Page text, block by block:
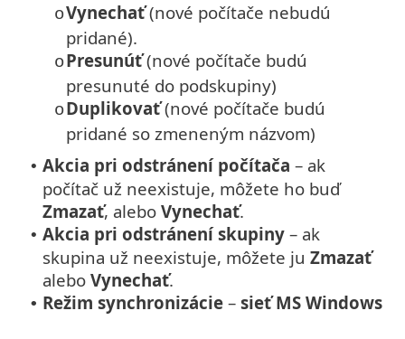
oVynechať(nové počítače nebudú
pridané).
oPresunúť(nové počítače budú
presunuté do podskupiny)
oDuplikovať(nové počítače budú
pridané so zmeneným názvom)
• Akcia pri odstránení počítača – ak
počítač už neexistuje, môžete ho buď
Zmazať, alebo Vynechať.
• Akcia pri odstránení skupiny – ak
skupina už neexistuje, môžete ju Zmazať
alebo Vynechať.
• Režim synchronizácie – sieť MS Windows